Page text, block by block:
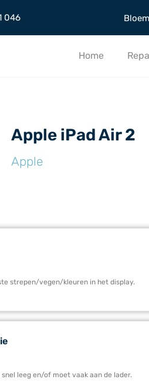
046
Home
Apple iPad Air 2
Apple
strepen/vegen/kleuren in het display.
leeg en/of moet vaak aan de lader.